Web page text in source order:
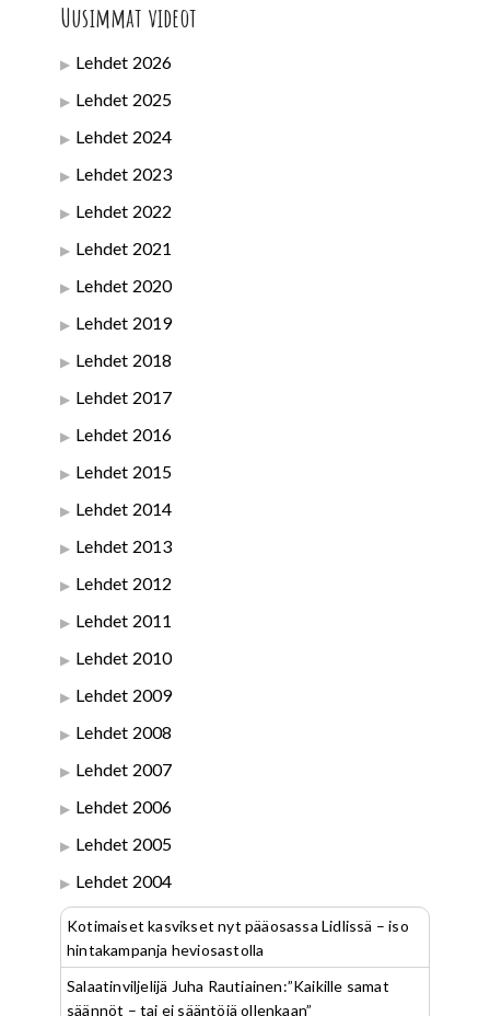
Uusimmat videot
Lehdet 2026
Lehdet 2025
Lehdet 2024
Lehdet 2023
Lehdet 2022
Lehdet 2021
Lehdet 2020
Lehdet 2019
Lehdet 2018
Lehdet 2017
Lehdet 2016
Lehdet 2015
Lehdet 2014
Lehdet 2013
Lehdet 2012
Lehdet 2011
Lehdet 2010
Lehdet 2009
Lehdet 2008
Lehdet 2007
Lehdet 2006
Lehdet 2005
Lehdet 2004
Kotimaiset kasvikset nyt pääosassa Lidlissä – iso
hintakampanja heviosastolla
Salaatinviljelijä Juha Rautiainen:”Kaikille samat
säännöt – tai ei sääntöjä ollenkaan”